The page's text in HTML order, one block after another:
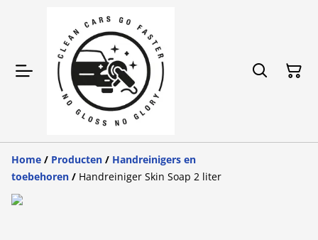
Home / Producten / Handreinigers en
toebehoren / Handreiniger Skin Soap 2 liter